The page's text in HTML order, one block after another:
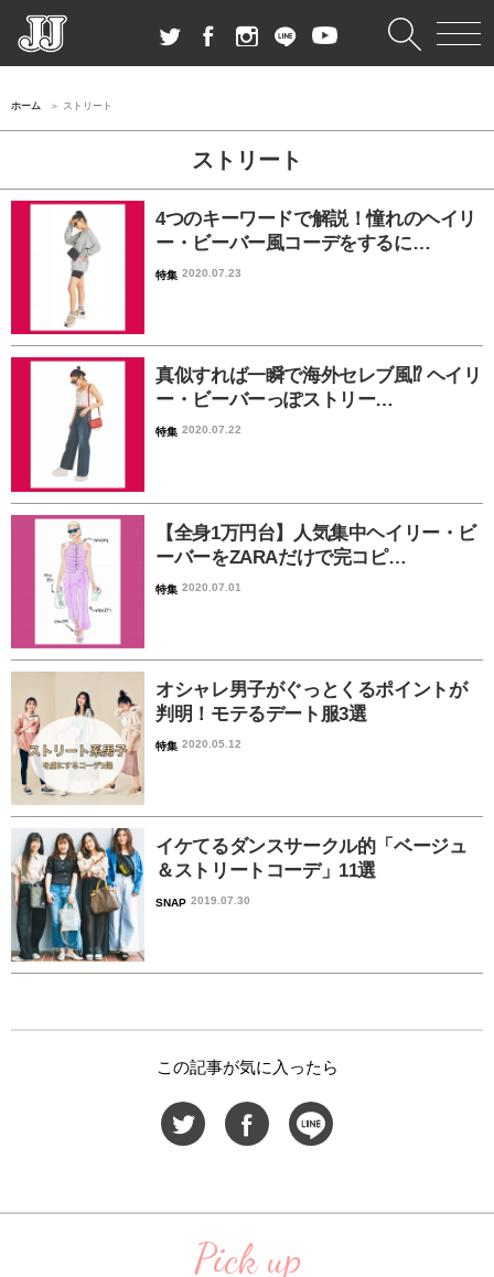
ホーム ストリート
ストリート
4つのキーワードで解説！憧れのヘイリ
ー・ビーバー風コーデをするに…
特集 2020.07.23
真似すれば一瞬で海外セレブ風⁉︎ ヘイリ
ー・ビーバーっぽストリー…
特集 2020.07.22
【全身1万円台】人気集中ヘイリー・ビ
ーバーをZARAだけで完コピ…
特集 2020.07.01
オシャレ男子がぐっとくるポイントが
判明！モテるデート服3選
特集 2020.05.12
イケてるダンスサークル的「ベージュ
＆ストリートコーデ」11選
SNAP 2019.07.30
この記事が気に入ったら
Pick up